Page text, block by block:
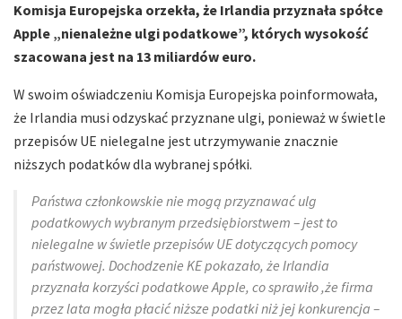
Komisja Europejska orzekła, że Irlandia przyznała spółce
Apple „nienależne ulgi podatkowe”, których wysokość
szacowana jest na 13 miliardów euro.
W swoim oświadczeniu Komisja Europejska poinformowała,
że Irlandia musi odzyskać przyznane ulgi, ponieważ w świetle
przepisów UE nielegalne jest utrzymywanie znacznie
niższych podatków dla wybranej spółki.
Państwa członkowskie nie mogą przyznawać ulg
podatkowych wybranym przedsiębiorstwem – jest to
nielegalne w świetle przepisów UE dotyczących pomocy
państwowej. Dochodzenie KE pokazało, że Irlandia
przyznała korzyści podatkowe Apple, co sprawiło ,że firma
przez lata mogła płacić niższe podatki niż jej konkurencja –